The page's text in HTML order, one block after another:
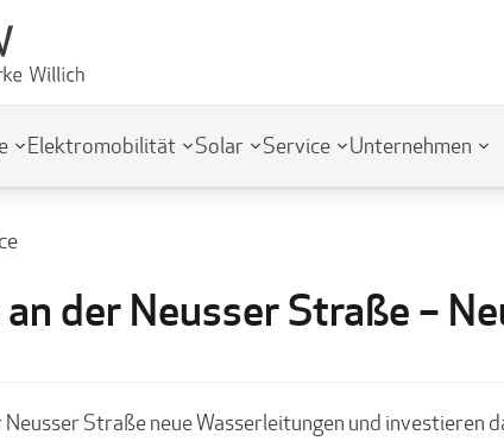
Elektromobilität Solar Service Unternehmen
der Neusser Straße –
Straße neue Wasserleitungen und investieren